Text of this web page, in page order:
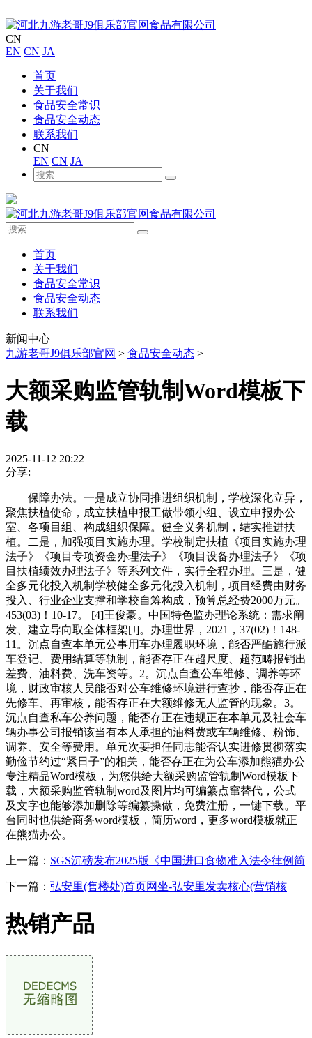
CN
EN CN JA
首页
关于我们
食品安全常识
食品安全动态
联系我们
CN
EN CN JA
首页
关于我们
食品安全常识
食品安全动态
联系我们
新闻中心
九游老哥J9俱乐部官网 > 食品安全动态 >
大额采购监管轨制Word模板下
载
2025-11-12 20:22
分享:
保障办法。一是成立协同推进组织机制，学校深化立异，
聚焦扶植使命，成立扶植申报工做带领小组、设立申报办公
室、各项目组、构成组织保障。健全义务机制，结实推进扶
植。二是，加强项目实施办理。学校制定扶植《项目实施办理
法子》《项目专项资金办理法子》《项目设备办理法子》《项
目扶植绩效办理法子》等系列文件，实行全程办理。三是，健
全多元化投入机制学校健全多元化投入机制，项目经费由财务
投入、行业企业支撑和学校自筹构成，预算总经费2000万元。
453(03)！10-17。 [4]王俊豪。中国特色监办理论系统：需求阐
发、建立导向取全体框架[J]。办理世界，2021，37(02)！148-
11。沉点自查本单元公事用车办理履职环境，能否严酷施行派
车登记、费用结算等轨制，能否存正在超尺度、超范畴报销出
差费、油料费、洗车资等。2。沉点自查公车维修、调养等环
境，财政审核人员能否对公车维修环境进行查抄，能否存正在
先修车、再审核，能否存正在大额维修无人监管的现象。3。
沉点自查私车公养问题，能否存正在违规正在本单元及社会车
辆办事公司报销该当有本人承担的油料费或车辆维修、粉饰、
调养、安全等费用。单元次要担任同志能否认实进修贯彻落实
勤俭节约过“紧日子”的相关，能否存正在为公车添加熊猫办公
专注精品Word模板，为您供给大额采购监管轨制Word模板下
载，大额采购监管轨制word及图片均可编纂点窜替代，公式
及文字也能够添加删除等编纂操做，免费注册，一键下载。平
台同时也供给商务word模板，简历word，更多word模板就正
在熊猫办公。
上一篇： SGS沉磅发布2025版《中国进口食物准入法令律例简
下一篇： 弘安里(售楼处)首页网坐-弘安里发卖核心(营销核
热销产品